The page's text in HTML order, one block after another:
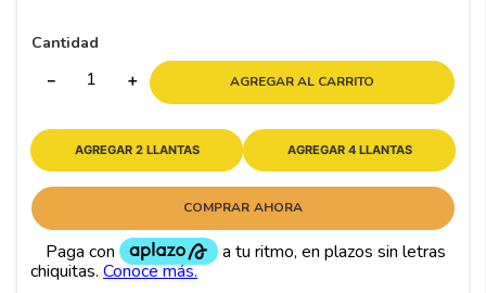
Cantidad
＋
－ AGREGAR AL CARRITO
AGREGAR 2 LLANTAS AGREGAR 4 LLANTAS
COMPRAR AHORA